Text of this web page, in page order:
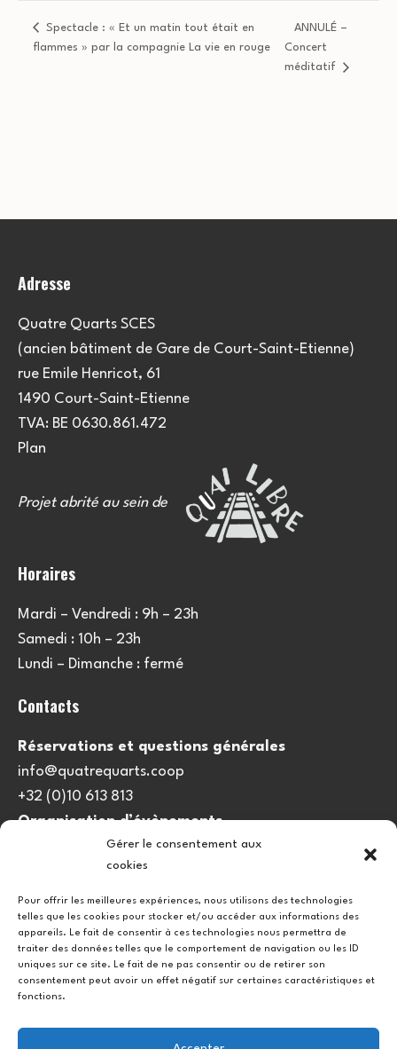
Gérer le consentement aux
cookies
Pour offrir les meilleures expériences, nous utilisons des technologies
telles que les cookies pour stocker et/ou accéder aux informations des
appareils. Le fait de consentir à ces technologies nous permettra de
traiter des données telles que le comportement de navigation ou les ID
uniques sur ce site. Le fait de ne pas consentir ou de retirer son
consentement peut avoir un effet négatif sur certaines caractéristiques et
fonctions.
Spectacle : « Et un matin tout était en
flammes » par la compagnie La vie en rouge
ANNULÉ –
Concert
méditatif
Adresse
Quatre Quarts SCES
(ancien bâtiment de Gare de Court-Saint-Etienne)
rue Emile Henricot, 61
1490 Court-Saint-Etienne
TVA: BE 0630.861.472
Plan
Projet abrité au sein de
Horaires
Mardi – Vendredi : 9h – 23h
Samedi : 10h – 23h
Lundi – Dimanche : fermé
Contacts
Réservations et questions générales
info@quatrequarts.coop
+32 (0)10 613 813
Organisation d’évènements
viedulieu@quatrequarts.coop
Politique de cookies (UE)